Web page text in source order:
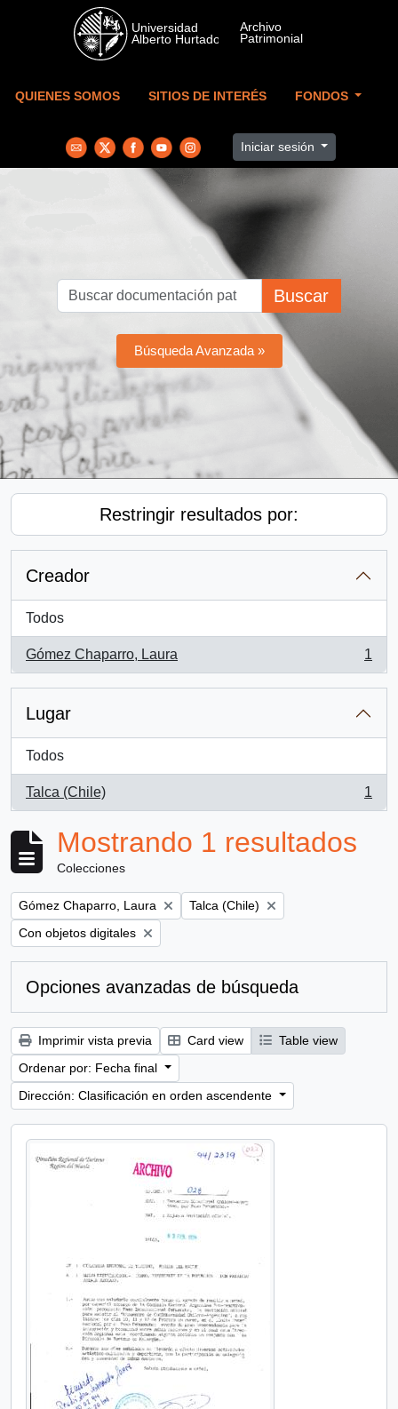
Skip to main content
QUIENES SOMOS SITIOS DE INTERÉS FONDOS
Iniciar sesión
Buscar
Búsqueda Avanzada »
Restringir resultados por:
Creador
Todos
Gómez Chaparro, Laura
, 1 resultados
1
Lugar
Todos
Talca (Chile)
, 1 resultados
1
Mostrando 1 resultados
Colecciones
Remove filter:
Gómez Chaparro, Laura Remove filter:
Talca (Chile)
Remove filter:
Con objetos digitales
Opciones avanzadas de búsqueda
Imprimir vista previa Card view
Table view
Ordenar por: Fecha final
Dirección: Clasificación en orden ascendente